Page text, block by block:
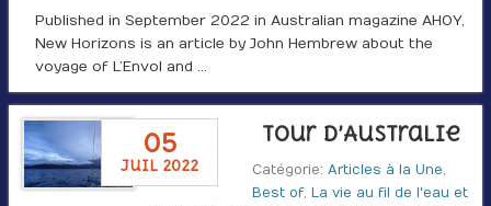
Published in September 2022 in Australian magazine AHOY,
New Horizons is an article by John Hembrew about the
voyage of L’Envol and …
05
juil 2022
Tour d’Australie
Catégorie:Articles à la Une
Best of,La vie au fil de l'eau et